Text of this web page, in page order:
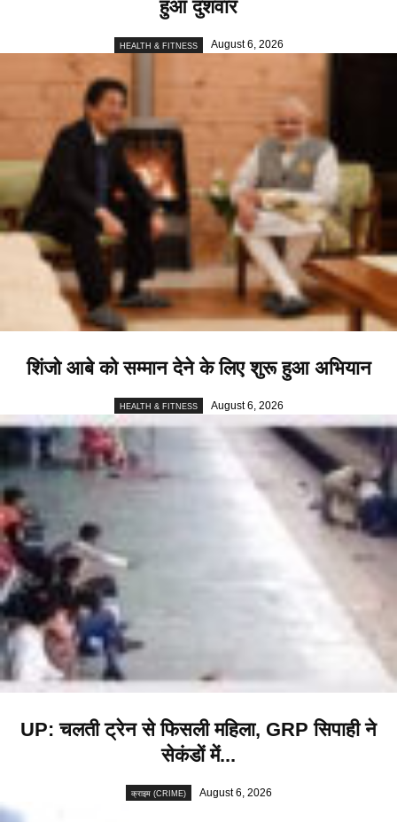
हुआ दुशवार
HEALTH & FITNESS August 6, 2026
शिंजो आबे को सम्मान देने के लिए शुरू हुआ अभियान
HEALTH & FITNESS August 6, 2026
UP: चलती ट्रेन से फिसली महिला, GRP सिपाही ने
सेकंडों में...
क्राइम (CRIME) August 6, 2026